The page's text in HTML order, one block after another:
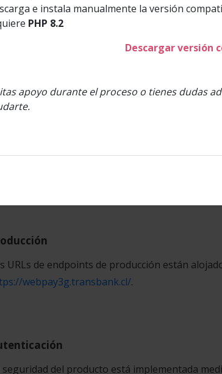
e instala manualmente la versión
PHP 8.2
Descargar versión
apoyo durante el proceso o tienes dudas
Ambientes y Credenciales
URLs de endpoints de integración están
URLs de endpoints de producción están
webpay3g.transbank.cl/.
seguridad del producto está implementada